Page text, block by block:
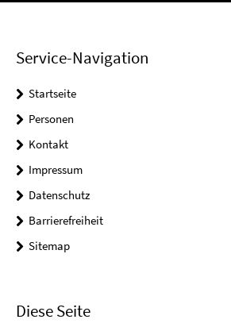
Service-Navigation
Startseite
Personen
Kontakt
Impressum
Datenschutz
Barrierefreiheit
Sitemap
Diese Seite